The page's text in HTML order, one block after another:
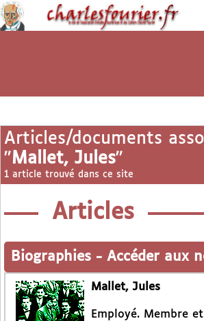
Articles/documents
"Mallet, Jules"
1 article trouvé dans ce site
Articles
Biographies - Accéder aux
Mallet, Jules
Employé. Membre